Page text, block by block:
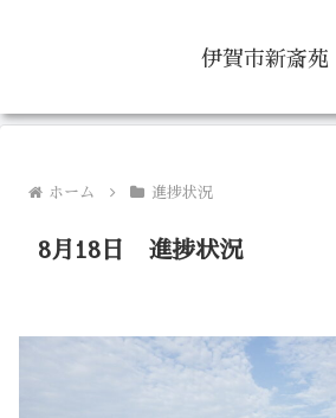
伊賀市新斎苑
ホーム 進捗状況
8月18日 進捗状況